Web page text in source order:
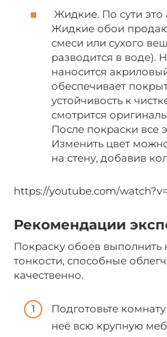
Жидкие. По сути это
Жидкие обои
смеси или сухого
разводится в воде).
наносится
обеспечивает
устойчивость к
смотрится
После покраски все
Изменить цвет
на стену, добавив
https://youtube.com/
Рекомендации
Покраску обоев выполнить
тонкости, способные
качественно.
Подготовьте
неё всю крупную